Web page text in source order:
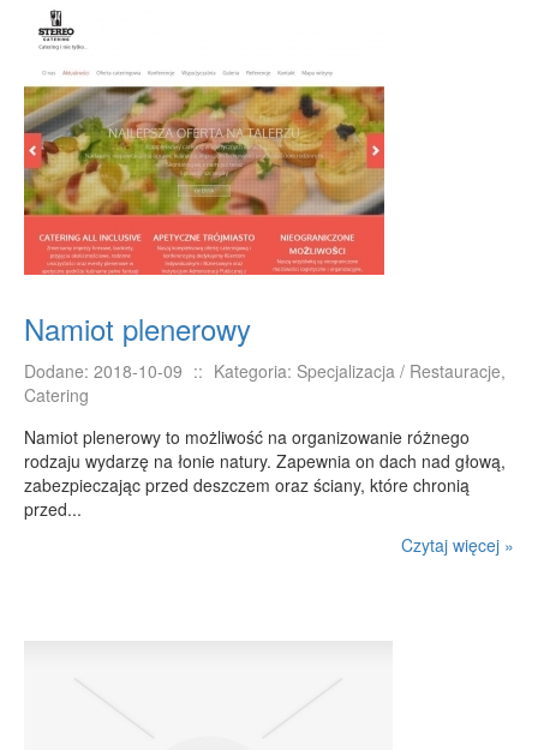
Namiot plenerowy
Dodane: 2018-10-09 :: Kategoria: Specjalizacja / Restauracje,
Catering
Namiot plenerowy to możliwość na organizowanie różnego
rodzaju wydarzę na łonie natury. Zapewnia on dach nad głową,
zabezpieczając przed deszczem oraz ściany, które chronią
przed...
Czytaj więcej »